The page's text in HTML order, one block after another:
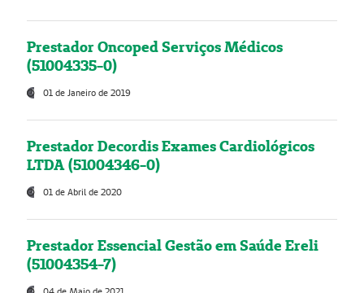
Prestador Oncoped Serviços Médicos
(51004335-0)
01 de Janeiro de 2019
Prestador Decordis Exames Cardiológicos
LTDA (51004346-0)
01 de Abril de 2020
Prestador Essencial Gestão em Saúde Ereli
(51004354-7)